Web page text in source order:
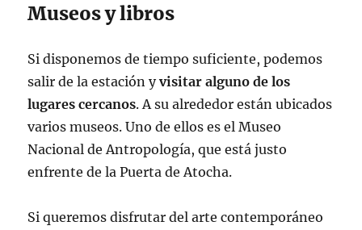
Museos y libros
Si disponemos de tiempo suficiente, podemos
salir de la estación yvisitar alguno de los
lugares cercanos. A su alrededor están ubicados
varios museos. Uno de ellos es el Museo
Nacional de Antropología, que está justo
enfrente de la Puerta de Atocha.
Si queremos disfrutar del arte contemporáneo